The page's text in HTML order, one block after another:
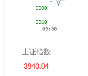
上证指数
3940.04